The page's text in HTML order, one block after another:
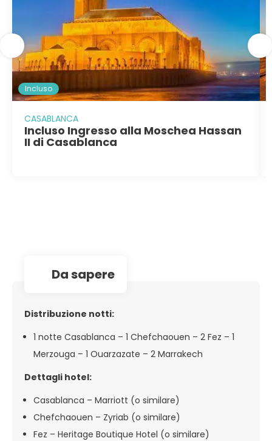
Incluso
CASABLANCA
Incluso Ingresso alla Moschea Hassan
II di Casablanca
da sapere
Distribuzione notti:
1 notte Casablanca – 1 Chefchaouen – 2 Fez – 1
Merzouga – 1 Ouarzazate – 2 Marrakech
Dettagli hotel:
Casablanca – Marriott (o similare)
Chefchaouen – Zyriab (o similare)
Fez – Heritage Boutique Hotel (o similare)